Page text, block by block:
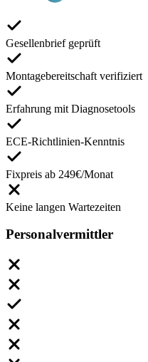
Gesellenbrief geprüft
Montagebereitschaft verifiziert
Erfahrung mit Diagnosetools
ECE-Richtlinien-Kenntnis
Fixpreis ab 249€/Monat
Keine langen Wartezeiten
Personalvermittler